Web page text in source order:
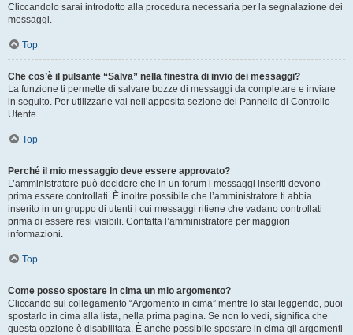
Cliccandolo sarai introdotto alla procedura necessaria per la segnalazione dei
messaggi.
Top
Che cos’è il pulsante “Salva” nella finestra di invio dei messaggi?
La funzione ti permette di salvare bozze di messaggi da completare e inviare
in seguito. Per utilizzarle vai nell’apposita sezione del Pannello di Controllo
Utente.
Top
Perché il mio messaggio deve essere approvato?
L’amministratore può decidere che in un forum i messaggi inseriti devono
prima essere controllati. È inoltre possibile che l’amministratore ti abbia
inserito in un gruppo di utenti i cui messaggi ritiene che vadano controllati
prima di essere resi visibili. Contatta l’amministratore per maggiori
informazioni.
Top
Come posso spostare in cima un mio argomento?
Cliccando sul collegamento “Argomento in cima” mentre lo stai leggendo, puoi
spostarlo in cima alla lista, nella prima pagina. Se non lo vedi, significa che
questa opzione è disabilitata. È anche possibile spostare in cima gli argomenti